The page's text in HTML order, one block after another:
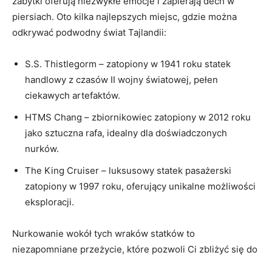
piersiach.​ Oto kilka najlepszych miejsc, gdzie można
odkrywać podwodny świat Tajlandii:
S.S. Thistlegorm – zatopiony⁣ w ​1941 roku statek‍
handlowy z czasów II wojny światowej, pełen
ciekawych artefaktów.
HTMS Chang – zbiornikowiec‌ zatopiony w ​2012 roku
jako sztuczna‌ rafa, idealny dla doświadczonych
nurków.
The King Cruiser – luksusowy statek pasażerski
zatopiony w 1997 roku, ​oferujący unikalne możliwości
eksploracji.
Nurkowanie wokół tych wraków ​statków to
niezapomniane ​przeżycie, które pozwoli Ci zbliżyć się do